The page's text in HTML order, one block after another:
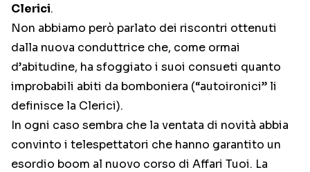
Clerici.
Non abbiamo però parlato dei riscontri ottenuti
dalla nuova conduttrice che, come ormai
d’abitudine, ha sfoggiato i suoi consueti quanto
improbabili abiti da bomboniera (“autoironici” li
definisce la Clerici).
In ogni caso sembra che la ventata di novità abbia
convinto i telespettatori che hanno garantito un
esordio boom al nuovo corso di Affari Tuoi. La